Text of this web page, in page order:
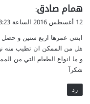
ي
ق
ل
همام صادق:
12 أغسطس 2016 الساعة 3:23 م
ابنتي عمرها اربع سنين و
هل من الممكن ان تطيب منه
و ما انواع الطعام التي من
شكرآ
رد